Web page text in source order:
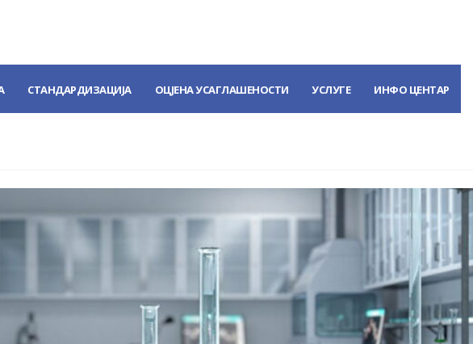
СТАНДАРДИЗАЦИЈА ОЦЈЕНА УСАГЛАШЕНОСТИ УСЛУГЕ ИНФО ЦЕНТАР